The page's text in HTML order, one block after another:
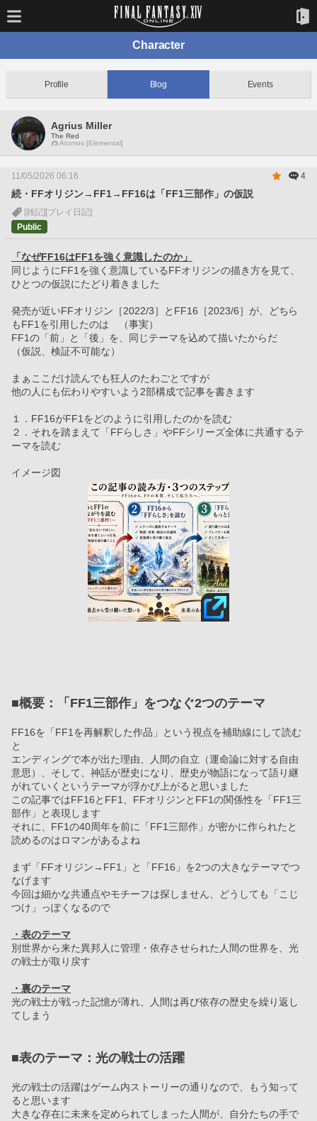
Character
Profile Blog Events
Agrius Miller
The Red
Atomos [Elemental]
11/05/2026 06:16 4
続・FFオリジン→FF1→FF16は「FF1三部作」の仮説
[雑記] [プレイ日記]
Public
「なぜFF16はFF1を強く意識したのか」
同じようにFF1を強く意識しているFFオリジンの描き方を見て、
ひとつの仮説にたどり着きました
発売が近いFFオリジン［2022/3］とFF16［2023/6］が、どちら
もFF1を引用したのは　（事実）
FF1の「前」と「後」を、同じテーマを込めて描いたからだ
（仮説、検証不可能な）
まぁここだけ読んでも狂人のたわごとですが
他の人にも伝わりやすいよう2部構成で記事を書きます
１．FF16がFF1をどのように引用したのかを読む
２．それを踏まえて「FFらしさ」やFFシリーズ全体に共通するテ
ーマを読む
イメージ図
■概要：「FF1三部作」をつなぐ2つのテーマ
FF16を「FF1を再解釈した作品」という視点を補助線にして読む
と
エンディングで本が出た理由、人間の自立（運命論に対する自由
意思）、そして、神話が歴史になり、歴史が物語になって語り継
がれていくというテーマが浮かび上がると思いました
この記事ではFF16とFF1、FFオリジンとFF1の関係性を「FF1三
部作」と表現します
それに、FF1の40周年を前に「FF1三部作」が密かに作られたと
読めるのはロマンがあるよね
まず「FFオリジン→FF1」と「FF16」を2つの大きなテーマでつ
なげます
今回は細かな共通点やモチーフは探しません、どうしても「こじ
つけ」っぽくなるので
・表のテーマ
別世界から来た異邦人に管理・依存させられた人間の世界を、光
の戦士が取り戻す
・裏のテーマ
光の戦士が戦った記憶が薄れ、人間は再び依存の歴史を繰り返し
てしまう
■表のテーマ：光の戦士の活躍
光の戦士の活躍はゲーム内ストーリーの通りなので、もう知って
ると思います
大きな存在に未来を定められてしまった人間が、自分たちの手で